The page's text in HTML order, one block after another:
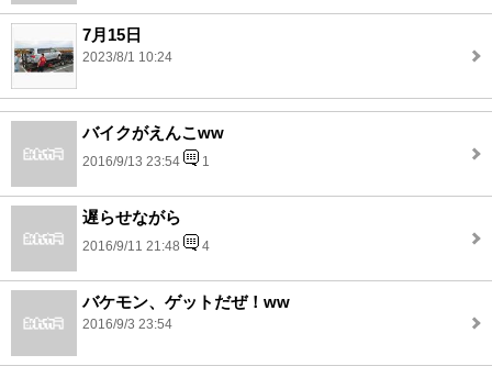
7月15日
2023/8/1 10:24
バイクがえんこww
2016/9/13 23:54 1
遅らせながら
2016/9/11 21:48 4
バケモン、ゲットだぜ！ww
2016/9/3 23:54